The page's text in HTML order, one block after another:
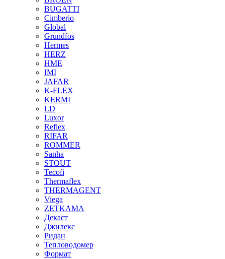
BUGATTI
Cimberio
Global
Grundfos
Hermes
HERZ
HME
IMI
JAFAR
K-FLEX
KERMI
LD
Luxor
Reflex
RIFAR
ROMMER
Sanha
STOUT
Tecofi
Thermaflex
THERMAGENT
Viega
ZETKAMA
Декаст
Джилекс
Ридан
Тепловодомер
Формат